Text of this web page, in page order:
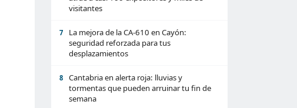
visitantes
7
La mejora de la CA-610 en Cayón:
seguridad reforzada para tus
desplazamientos
8
Cantabria en alerta roja: lluvias y
tormentas que pueden arruinar tu fin de
semana